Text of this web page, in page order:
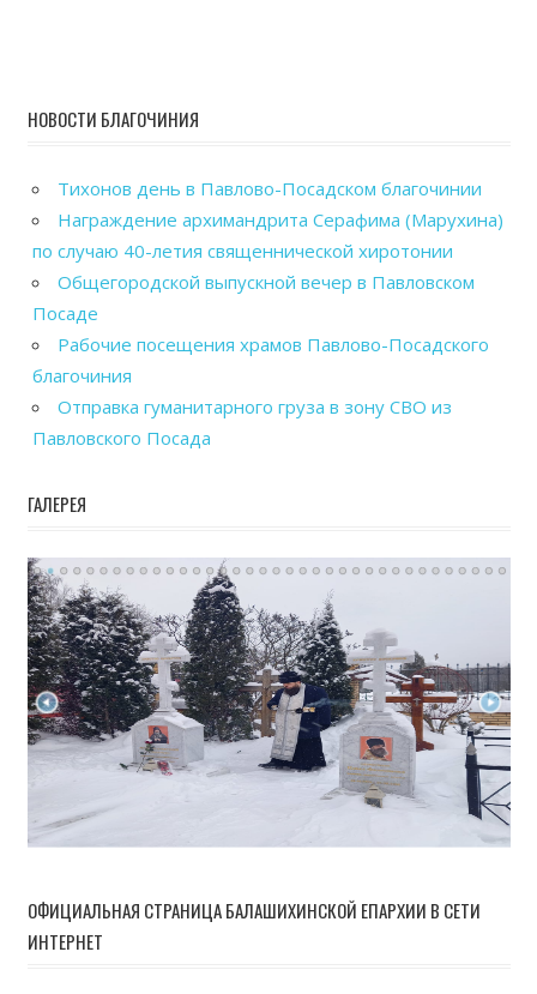
НОВОСТИ БЛАГОЧИНИЯ
Тихонов день в Павлово-Посадском благочинии
Награждение архимандрита Серафима (Марухина)
по случаю 40-летия священнической хиротонии
Общегородской выпускной вечер в Павловском
Посаде
Рабочие посещения храмов Павлово-Посадского
благочиния
Отправка гуманитарного груза в зону СВО из
Павловского Посада
ГАЛЕРЕЯ
ОФИЦИАЛЬНАЯ СТРАНИЦА БАЛАШИХИНСКОЙ ЕПАРХИИ В СЕТИ
ИНТЕРНЕТ